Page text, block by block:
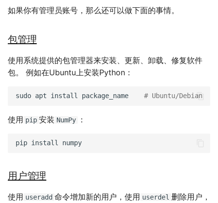
如果你有管理员账号，那么还可以做下面的事情。
包管理
使用系统提供的包管理器来安装、更新、卸载、修复软件
包。 例如在Ubuntu上安装Python：
sudo apt install package_name # Ubuntu/Debian
使用 pip 安装 NumPy ：
pip install
用户管理
使用 useradd 命令增加新的用户，使用 userdel 删除用户，